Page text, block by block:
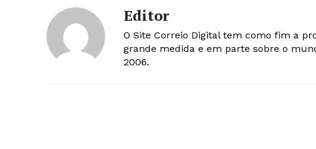
Editor
O Site Correio Digital tem como fim a
grande medida e em parte sobre o
2006.